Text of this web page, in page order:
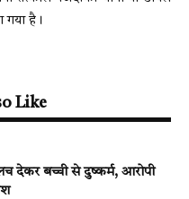
गया है।
Like
देकर बच्ची से दुष्कर्म, आरोपी